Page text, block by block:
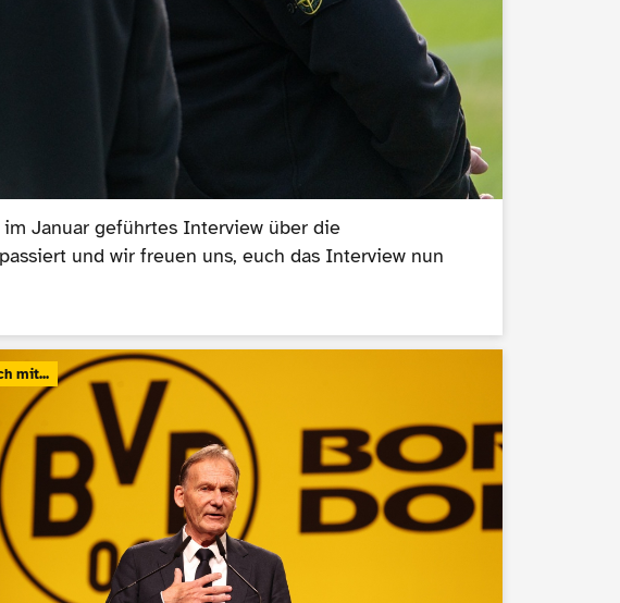
Januar geführtes Interview über die
und wir freuen uns, euch das Interview nun
mit...